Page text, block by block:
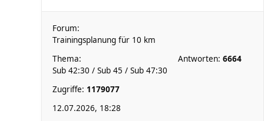
Forum:
Trainingsplanung für 10 km
Thema:
Sub 42:30 / Sub 45 / Sub 47:30
Antworten: 6664
Zugriffe: 1179077
12.07.2026, 18:28